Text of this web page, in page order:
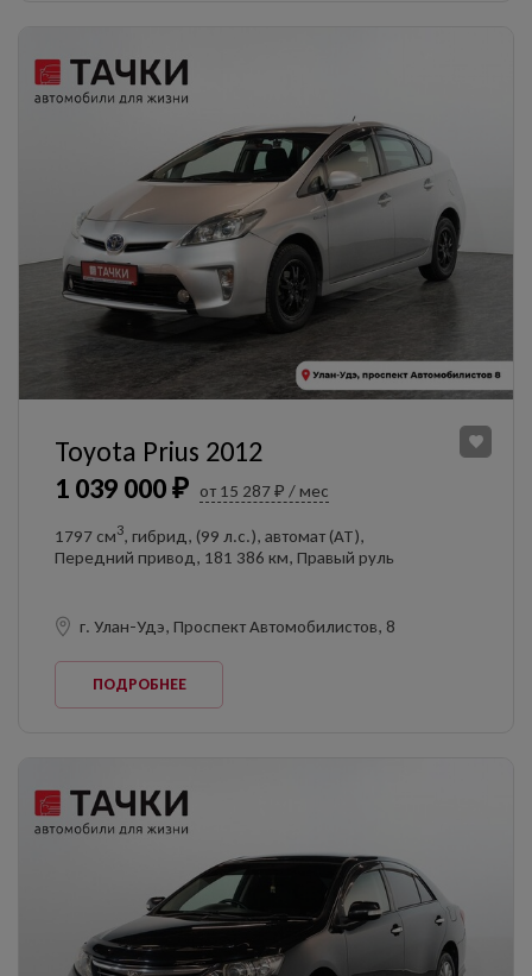
1 039 000 ₽ от 15 287 ₽ / мес
Toyota Prius 2012
1797 см3, гибрид, (99 л.с.), автомат (AT),
Передний привод, 181 386 км, Правый руль
г. Улан-Удэ, Проспект Автомобилистов, 8
ПОДРОБНЕЕ